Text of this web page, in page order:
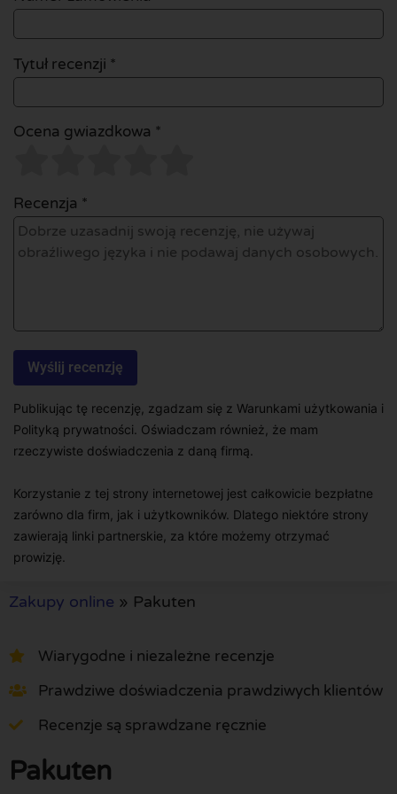
Tytuł recenzji *
Ocena gwiazdkowa *
Recenzja *
Publikując tę recenzję, zgadzam się z Warunkami użytkowania i
Polityką prywatności. Oświadczam również, że mam
rzeczywiste doświadczenia z daną firmą.
Korzystanie z tej strony internetowej jest całkowicie bezpłatne
zarówno dla firm, jak i użytkowników. Dlatego niektóre strony
zawierają linki partnerskie, za które możemy otrzymać
prowizję.
Zakupy online » Pakuten
Wiarygodne i niezależne recenzje
Prawdziwe doświadczenia prawdziwych klientów
Recenzje są sprawdzane ręcznie
Pakuten